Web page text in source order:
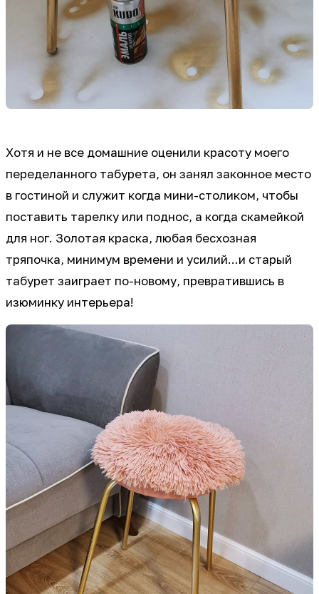
Хотя и не все домашние оценили красоту моего
переделанного табурета, он занял законное место
в гостиной и служит когда мини-столиком, чтобы
поставить тарелку или поднос, а когда скамейкой
для ног. Золотая краска, любая бесхозная
тряпочка, минимум времени и усилий...и старый
табурет заиграет по-новому, превратившись в
изюминку интерьера!